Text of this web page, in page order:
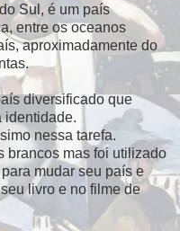
Sul, é um país
entre os oceanos
aproximadamente do
diversificado que
identidade.
nessa tarefa.
brancos mas foi utilizado
mudar seu país e
livro e no filme de